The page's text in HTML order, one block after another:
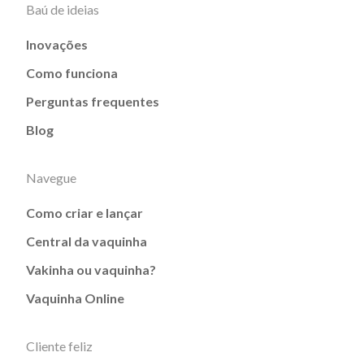
Baú de ideias
Inovações
Como funciona
Perguntas frequentes
Blog
Navegue
Como criar e lançar
Central da vaquinha
Vakinha ou vaquinha?
Vaquinha Online
Cliente feliz